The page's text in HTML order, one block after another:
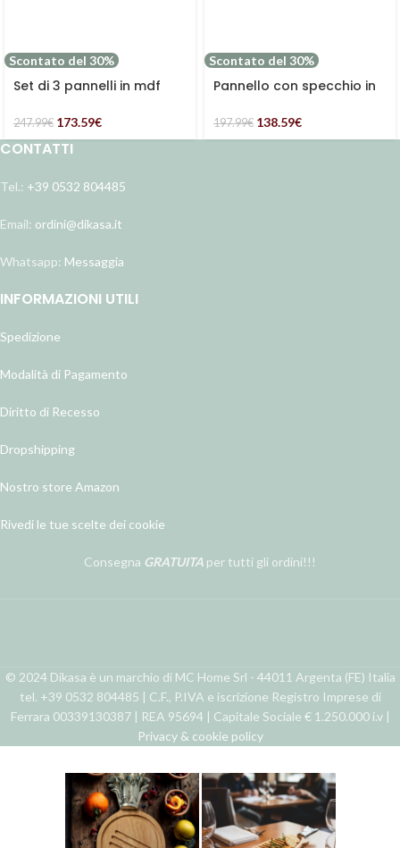
Scontato del 30%
Set di 3 pannelli in mdf
247.99€ 173.59€
Scontato del 30%
Pannello con specchio in
197.99€ 138.59€
CONTATTI
Tel.: +39 0532 804485
Email: ordini@dikasa.it
Whatsapp: Messaggia
INFORMAZIONI UTILI
Spedizione
Modalità di Pagamento
Diritto di Recesso
Dropshipping
Nostro store Amazon
Rivedi le tue scelte dei cookie
Consegna GRATUITA per tutti gli ordini!!!
© 2024 Dikasa è un marchio di MC Home Srl - 44011 Argenta (FE) Italia
tel. +39 0532 804485 | C.F., P.IVA e iscrizione Registro Imprese di
Ferrara 00339130387 | REA 95694 | Capitale Sociale € 1.250.000 i.v |
Privacy & cookie policy